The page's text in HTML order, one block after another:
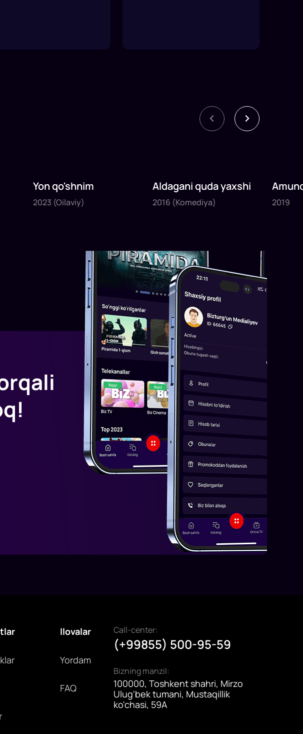
2023
1x40daq.
Yon qo'shnim
2023 (Oilaviy)
2016
1x82daq.
Aldagani quda yaxshi
2016 (Komediya)
2019
1x120
2019
Ilovalar
Yordam
FAQ
Call-center:
(+99855) 500-95-59
Bizning manzil:
100000, Toshkent shahri, Mirzo
Ulug'bek tumani, Mustaqillik
ko'chasi, 59A